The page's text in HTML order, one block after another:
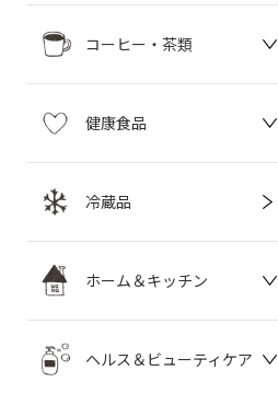
コーヒー・茶類
健康食品
冷蔵品
ホーム＆キッチン
ヘルス＆ビューティケア